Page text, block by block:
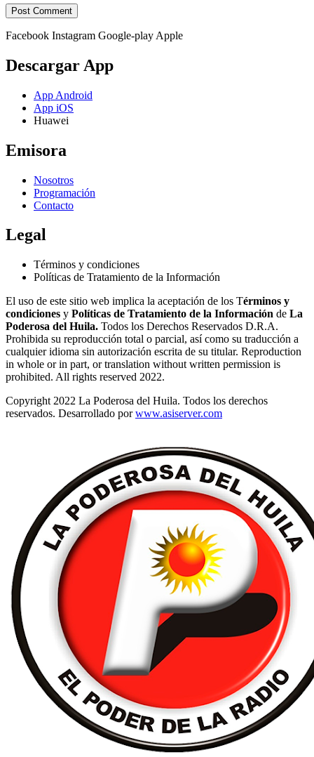
Facebook Instagram Google-play Apple
Descargar App
App Android
App iOS
Huawei
Emisora
Nosotros
Programación
Contacto
Legal
Términos y condiciones
Políticas de Tratamiento de la Información
El uso de este sitio web implica la aceptación de los Términos y
condiciones y Políticas de Tratamiento de la Información de La
Poderosa del Huila. Todos los Derechos Reservados D.R.A.
Prohibida su reproducción total o parcial, así como su traducción a
cualquier idioma sin autorización escrita de su titular. Reproduction
in whole or in part, or translation without written permission is
prohibited. All rights reserved 2022.
Copyright 2022 La Poderosa del Huila. Todos los derechos
reservados. Desarrollado porwww.asiserver.com